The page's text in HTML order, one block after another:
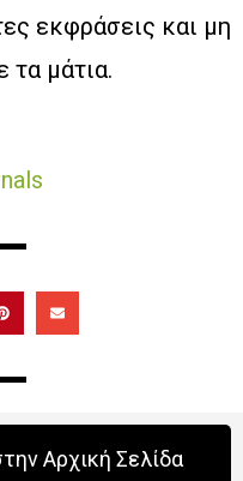
εκφράσεις και μη
τα μάτια.
Αρχική Σελίδα